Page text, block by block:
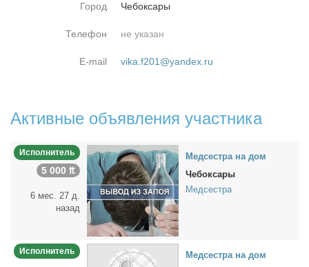
Город Че­бок­са­ры
Телефон не указан
E-mail vika.f201@yandex.ru
Активные объявления участника
Исполнитель
5 000 ₶
6 мес. 27 д.
назад
Мед­сест­ра на дом
Чебоксары
Медсестра
Исполнитель
Мед­сест­ра на дом